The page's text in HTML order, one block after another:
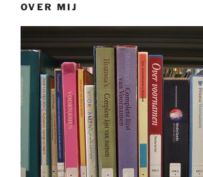
OVER MIJ